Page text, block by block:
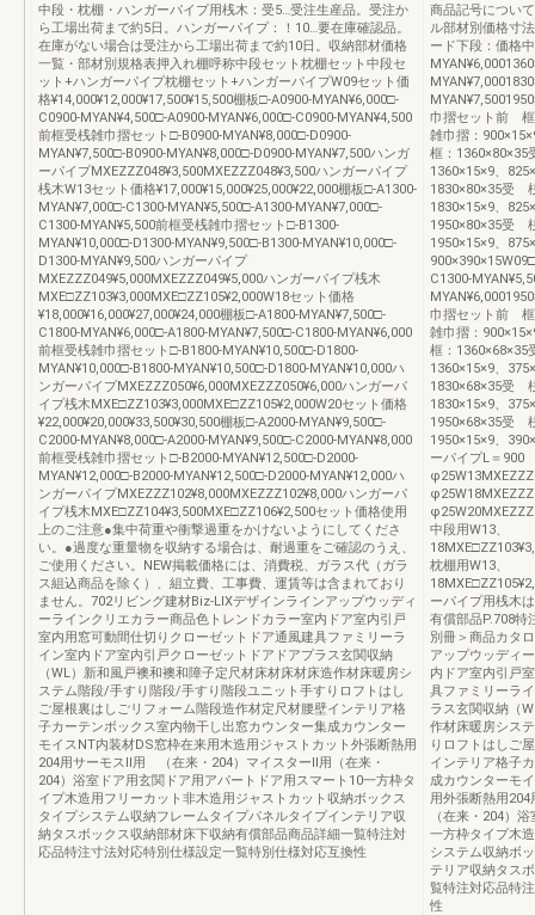
中段・枕棚・ハンガーパイプ用桟木：受5…受注生産品。受注か
ら工場出荷まで約5日。ハンガーパイプ：！10…要在庫確認品。
在庫がない場合は受注から工場出荷まで約10日。収納部材価格
一覧・部材別規格表押入れ棚呼称中段セット枕棚セット中段セ
ット+ハンガーパイプ枕棚セット+ハンガーパイプW09セット価
格¥14,000¥12,000¥17,500¥15,500棚板□-A0900-MYAN¥6,000□-
C0900-MYAN¥4,500□-A0900-MYAN¥6,000□-C0900-MYAN¥4,500
前框受桟雑巾摺セット□-B0900-MYAN¥8,000□-D0900-
MYAN¥7,500□-B0900-MYAN¥8,000□-D0900-MYAN¥7,500ハンガ
ーパイプMXEZZZ048¥3,500MXEZZZ048¥3,500ハンガーパイプ
桟木W13セット価格¥17,000¥15,000¥25,000¥22,000棚板□-A1300-
MYAN¥7,000□-C1300-MYAN¥5,500□-A1300-MYAN¥7,000□-
C1300-MYAN¥5,500前框受桟雑巾摺セット□-B1300-
MYAN¥10,000□-D1300-MYAN¥9,500□-B1300-MYAN¥10,000□-
D1300-MYAN¥9,500ハンガーパイプ
MXEZZZ049¥5,000MXEZZZ049¥5,000ハンガーパイプ桟木
MXE□ZZ103¥3,000MXE□ZZ105¥2,000W18セット価格
¥18,000¥16,000¥27,000¥24,000棚板□-A1800-MYAN¥7,500□-
C1800-MYAN¥6,000□-A1800-MYAN¥7,500□-C1800-MYAN¥6,000
前框受桟雑巾摺セット□-B1800-MYAN¥10,500□-D1800-
MYAN¥10,000□-B1800-MYAN¥10,500□-D1800-MYAN¥10,000ハ
ンガーパイプMXEZZZ050¥6,000MXEZZZ050¥6,000ハンガーパ
イプ桟木MXE□ZZ103¥3,000MXE□ZZ105¥2,000W20セット価格
¥22,000¥20,000¥33,500¥30,500棚板□-A2000-MYAN¥9,500□-
C2000-MYAN¥8,000□-A2000-MYAN¥9,500□-C2000-MYAN¥8,000
前框受桟雑巾摺セット□-B2000-MYAN¥12,500□-D2000-
MYAN¥12,000□-B2000-MYAN¥12,500□-D2000-MYAN¥12,000ハ
ンガーパイプMXEZZZ102¥8,000MXEZZZ102¥8,000ハンガーパ
イプ桟木MXE□ZZ104¥3,500MXE□ZZ106¥2,500セット価格使用
上のご注意●集中荷重や衝撃過重をかけないようにしてくださ
い。●過度な重量物を収納する場合は、耐過重をご確認のうえ、
ご使用ください。NEW掲載価格には、消費税、ガラス代（ガラ
ス組込商品を除く）、組立費、工事費、運賃等は含まれており
ません。702リビング建材Biz-LIXデザインラインアップウッディ
ーラインクリエカラー商品色トレンドカラー室内ドア室内引戸
室内用窓可動間仕切りクローゼットドア通風建具ファミリーラ
イン室内ドア室内引戸クローゼットドアドアプラス玄関収納
（WL）新和風戸襖和襖和障子定尺材床材床材床造作材床暖房シ
ステム階段/手すり階段/手すり階段ユニット手すりロフトはし
ご屋根裏はしごリフォーム階段造作材定尺材腰壁インテリア格
子カーテンボックス室内物干し出窓カウンター集成カウンター
モイスNT内装材DS窓枠在来用木造用ジャストカット外張断熱用
204用サーモスⅡ用 （在来・204）マイスターⅡ用（在来・
204）浴室ドア用玄関ドア用アパートドア用スマート10一方枠タ
イプ木造用フリーカット非木造用ジャストカット収納ボックス
タイプシステム収納フレームタイプパネルタイプインテリア収
納タスボックス収納部材床下収納有償部品商品詳細一覧特注対
応品特注寸法対応特別仕様設定一覧特別仕様対応互換性
商品記号につい
ル部材別価格寸
ード下段：価格
巾摺セット前 框
雑巾摺：
框：
1360×15×9、
1830×80×35受
1830×15×9、
1950×80×35受
1950×15×9、
C1300-
巾摺セット前 框
雑巾摺：
框：
1360×15×9、
1830×68×35受
1830×15×9、
1950×68×35受
1950×15×9、
ーパイプL＝
中段用W13、
枕棚用W13、
ーパイプ用桟木
有償部品P.708特
別冊＞商品カタ
アップウッディ
内ドア室内引戸
具ファミリーラ
ラス玄関収納（
作材床暖房シス
りロフトはしご
インテリア格子
成カウンターモ
用外張断熱用
（在来・204）
一方枠タイプ木
システム収納ボ
テリア収納タス
覧特注対応品特
性